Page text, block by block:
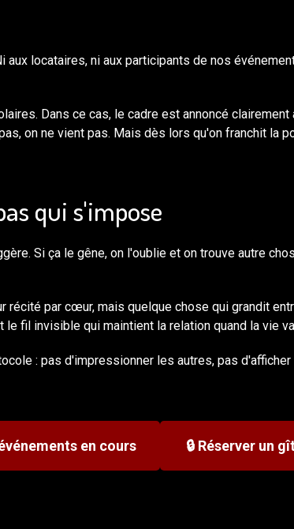
locataires, ni aux participants de nos
Dans ce cas, le cadre est annoncé
on ne vient pas. Mais dès lors qu'on franchit la
qui s'impose
Si ça le gêne, on l'oublie et on trouve autre
récité par cœur, mais quelque chose qui grandit
fil invisible qui maintient la relation quand la vie
: pas d'impressionner les autres, pas
en cours 🔒 Réserver un